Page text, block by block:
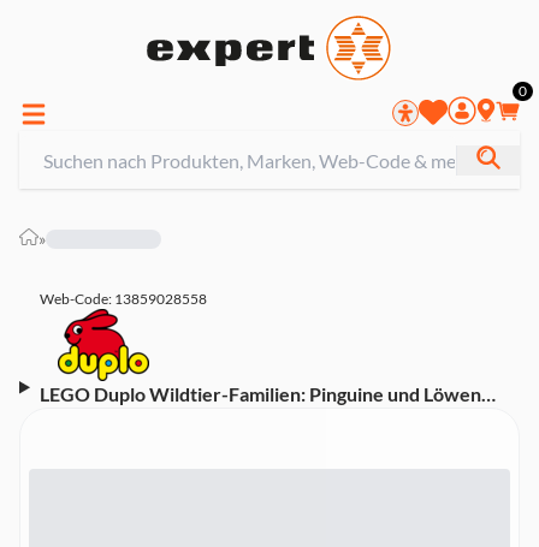
0
»
Web-Code: 13859028558
LEGO Duplo Wildtier-Familien: Pinguine und Löwen